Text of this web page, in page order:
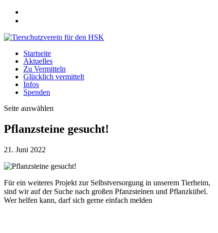
Startseite
Aktuelles
Zu Vermitteln
Glücklich vermittelt
Infos
Spenden
Seite auswählen
Pflanzsteine gesucht!
21. Juni 2022
Für ein weiteres Projekt zur Selbstversorgung in unserem Tierheim,
sind wir auf der Suche nach großen Pfanzsteinen und Pflanzkübel.
Wer helfen kann, darf sich gerne einfach melden